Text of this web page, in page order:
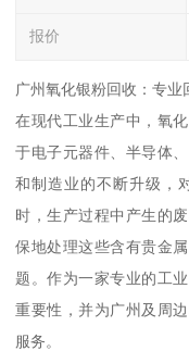
报价
广州氧化银粉回收：专业
在现代工业生产中，氧
于电子元器件、半导体
和制造业的不断升级，
时，生产过程中产生的
保地处理这些含有贵金
题。作为一家专业的工
重要性，并为广州及周
服务。